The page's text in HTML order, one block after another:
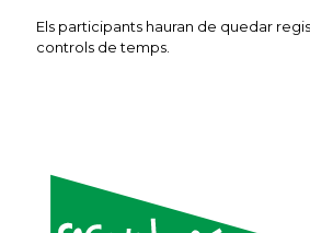
Els participants hauran de quedar
controls de temps.